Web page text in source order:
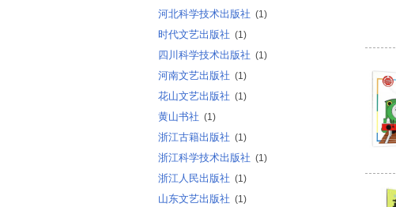
河北科学技术出版社 (1)
时代文艺出版社 (1)
四川科学技术出版社 (1)
河南文艺出版社 (1)
花山文艺出版社 (1)
黄山书社 (1)
浙江古籍出版社 (1)
浙江科学技术出版社 (1)
浙江人民出版社 (1)
山东文艺出版社 (1)